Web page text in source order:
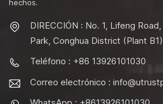
hechos.
DIRECCIÓN : No. 1, Lifeng
Park, Conghua District (Plant B1)
Teléfono : +86 13926101030
Correo electrónico :